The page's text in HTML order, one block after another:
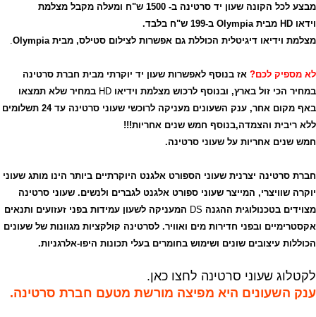
מבצע לכל הקונה שעון יד סרטינה ב- 1500 ש"ח ומעלה מקבל מצלמת
וידאו HD מבית Olympia ב-199 ש"ח בלבד.
מצלמת וידיאו דיגיטלית הכוללת גם אפשרות לצילום סטילס, מבית Olympia
לא מספיק לכם? אז בנוסף לאפשרות שעון יד יוקרתי מבית חברת סרטינה
במחיר הכי זול בארץ, ובנוסף לרכוש מצלמת וידיאו HD במחיר שלא תמצאו
באף מקום אחר, ענק השעונים מעניקה לרוכשי שעוני סרטינה עד 24 תשלומים
ללא ריבית והצמדה,בנוסף חמש שנים אחריות!!!
חמש שנים אחריות על שעוני סרטינה.
חברת סרטינה יצרנית שעוני הספורט אלגנט היוקרתיים ביותר הינו מותג שעוני
יוקרה שוויצרי, המייצר שעוני ספורט אלגנט לגברים ולנשים. שעוני סרטינה
מצוידים בטכנולוגית ההגנה DS המעניקה לשעון עמידות בפני זעזועים ותנאים
אקסטרימיים ובפני חדירות מים ואוויר. לסרטינה קולקציות מגוונות של שעונים
הכוללות עיצובים שונים ושימוש בחומרים בעלי תכונות היפו-אלרגניות.
לקטלוג שעוני סרטינה לחצו כאן.
ענק השעונים היא מפיצה מורשת מטעם חברת סרטינה.